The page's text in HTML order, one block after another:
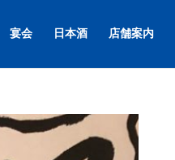
宴会 日本酒 店舗案内